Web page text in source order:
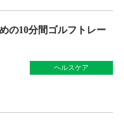
の10分間ゴルフトレー
ヘルスケア